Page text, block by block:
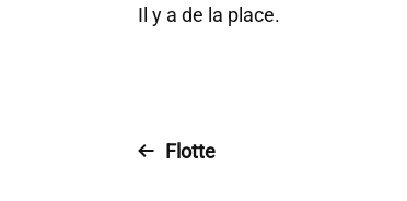
Il y a de la place.
Flotte